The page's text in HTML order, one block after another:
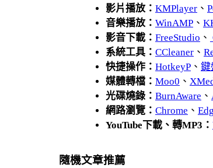
影片播放： KMPlayer、
音樂播放： WinAMP、
影音下載： FreeStudio 、
系統工具： CCleaner、
快捷操作： HotkeyP、 鍵
媒體轉檔： Moo0 、
光碟燒錄： BurnAware 、
網路瀏覽： Chrome 、
YouTube下載、轉MP3：
隨機文章推薦